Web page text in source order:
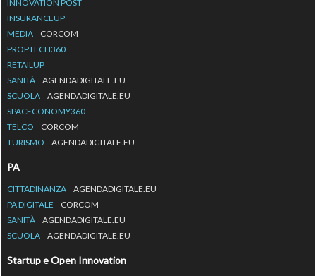
INNOVATION POST
INSURANCEUP
MEDIA
CORCOM
PROPTECH360
RETAILUP
SANITÀ
AGENDADIGITALE.EU
SCUOLA
AGENDADIGITALE.EU
SPACECONOMY360
TELCO
CORCOM
TURISMO
AGENDADIGITALE.EU
PA
CITTADINANZA
AGENDADIGITALE.EU
PA DIGITALE
CORCOM
SANITÀ
AGENDADIGITALE.EU
SCUOLA
AGENDADIGITALE.EU
Startup e Open Innovation